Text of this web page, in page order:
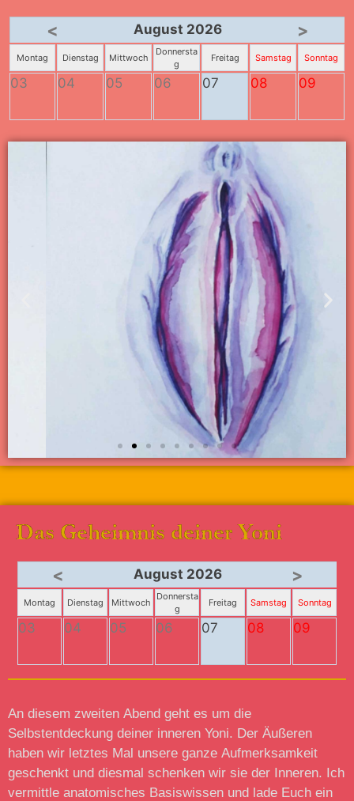
< August 2026 >
Montag Dienstag Mittwoch
Donnersta
g
Freitag Samstag Sonntag
03 04 05 06 07 08 09
Das Geheimnis deiner Yoni​
< August 2026 >
Montag Dienstag Mittwoch
Donnersta
g
Freitag Samstag Sonntag
03 04 05 06 07 08 09
An diesem zweiten Abend geht es um die
Selbstentdeckung deiner inneren Yoni. Der Äußeren
haben wir letztes Mal unsere ganze Aufmerksamkeit
geschenkt und diesmal schenken wir sie der Inneren. Ich
vermittle anatomisches Basiswissen und lade Euch ein